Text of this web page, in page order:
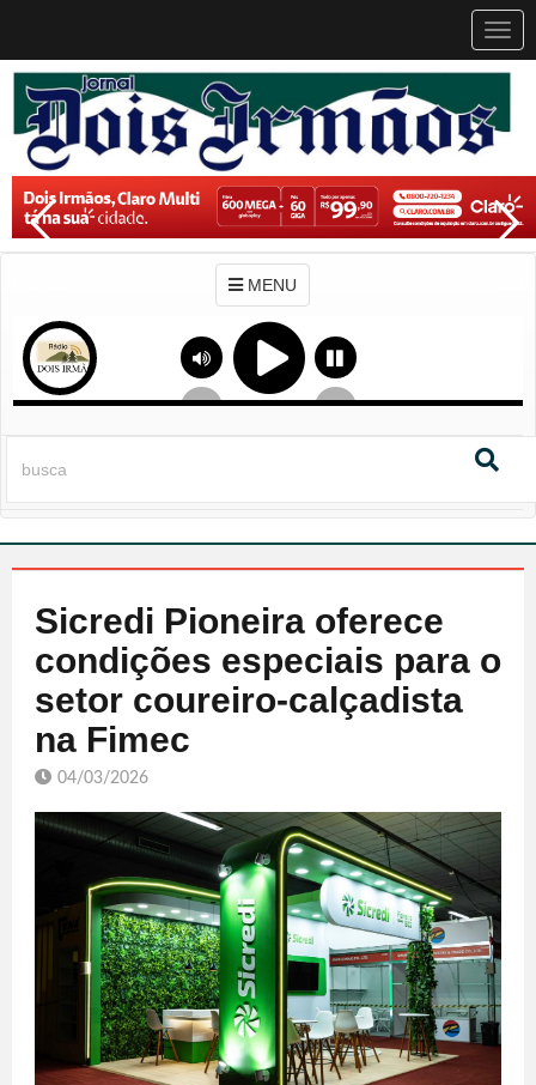
MENU
Sicredi Pioneira oferece
condições especiais para o
setor coureiro-calçadista
na Fimec
04/03/2026